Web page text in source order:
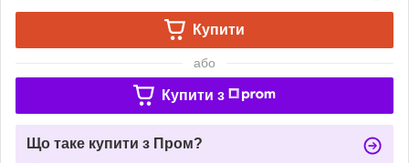
Купити
або
Купити з
Що таке купити з Пром?